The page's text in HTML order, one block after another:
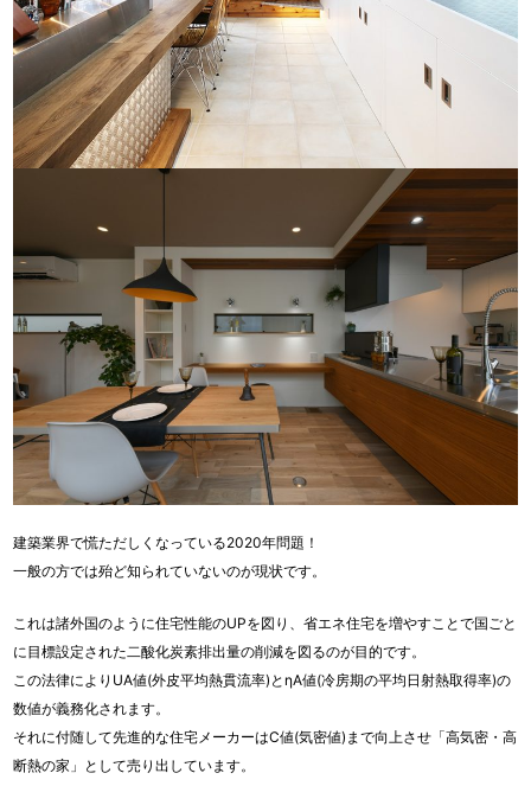
建築業界で慌ただしくなっている2020年問題！
一般の方では殆ど知られていないのが現状です。
これは諸外国のように住宅性能のUPを図り、省エネ住宅を増やすことで国ごと
に目標設定された二酸化炭素排出量の削減を図るのが目的です。
この法律によりUA値(外皮平均熱貫流率)とηA値(冷房期の平均日射熱取得率)の
数値が義務化されます。
それに付随して先進的な住宅メーカーはC値(気密値)まで向上させ「高気密・高
断熱の家」として売り出しています。